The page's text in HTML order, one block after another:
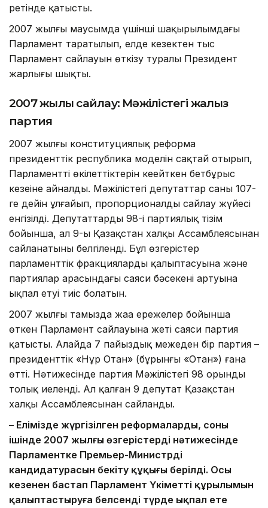
ретінде қатысты.
2007 жылғы маусымда үшінші шақырылымдағы
Парламент таратылып, елде кезектен тыс
Парламент сайлауын өткізу туралы Президент
жарлығы шықты.
2007 жылғы сайлау: Мәжілістегі жалғыз
партия
2007 жылғы конституциялық реформа
президенттік республика моделін сақтай отырып,
Парламенттің өкілеттіктерін кеңейткен бетбұрыс
кезеңіне айналды. Мәжілістегі депутаттар саны 107-
ге дейін ұлғайып, пропорционалды сайлау жүйесі
енгізілді. Депутаттардың 98-і партиялық тізім
бойынша, ал 9-ы Қазақстан халқы Ассамблеясынан
сайланатыны белгіленді. Бұл өзгерістер
парламенттік фракциялардың қалыптасуына және
партиялар арасындағы саяси бәсекенің артуына
ықпал етуі тиіс болатын.
2007 жылғы тамызда жаңа ережелер бойынша
өткен Парламент сайлауына жеті саяси партия
қатысты. Алайда 7 пайыздық межеден бір партия –
президенттік «Нұр Отан» (бұрынғы «Отан») ғана
өтті. Нәтижесінде партия Мәжілістегі 98 орынды
толық иеленді. Ал қалған 9 депутат Қазақстан
халқы Ассамблеясынан сайланды.
– Елімізде жүргізілген реформалардың, соның
ішінде 2007 жылғы өзгерістердің нәтижесінде
Парламентке Премьер-Министрдің
кандидатурасын бекіту құқығы берілді. Осы
кезеңнен бастап Парламент Үкіметтің құрылымын
қалыптастыруға белсенді түрде ықпал ете